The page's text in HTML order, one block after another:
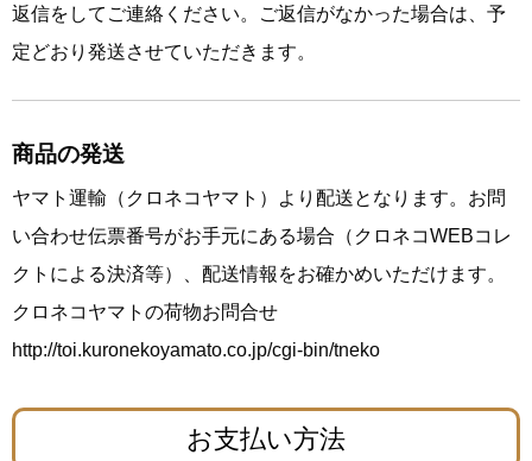
返信をしてご連絡ください。ご返信がなかった場合は、予
定どおり発送させていただきます。
商品の発送
ヤマト運輸（クロネコヤマト）より配送となります。お問
い合わせ伝票番号がお手元にある場合（クロネコWEBコレ
クトによる決済等）、 配送情報 をお確かめいただけます。
クロネコヤマトの荷物お問合せ
http://toi.kuronekoyamato.co.jp/cgi-bin/tneko
お支払い方法